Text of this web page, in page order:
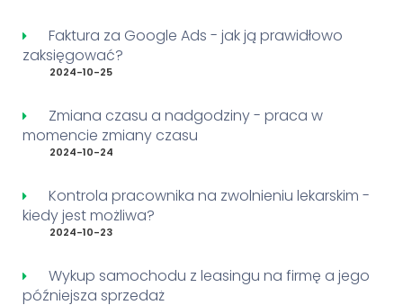
Faktura za Google Ads - jak ją prawidłowo
zaksięgować?
2024-10-25
Zmiana czasu a nadgodziny - praca w
momencie zmiany czasu
2024-10-24
Kontrola pracownika na zwolnieniu lekarskim -
kiedy jest możliwa?
2024-10-23
Wykup samochodu z leasingu na firmę a jego
późniejsza sprzedaż